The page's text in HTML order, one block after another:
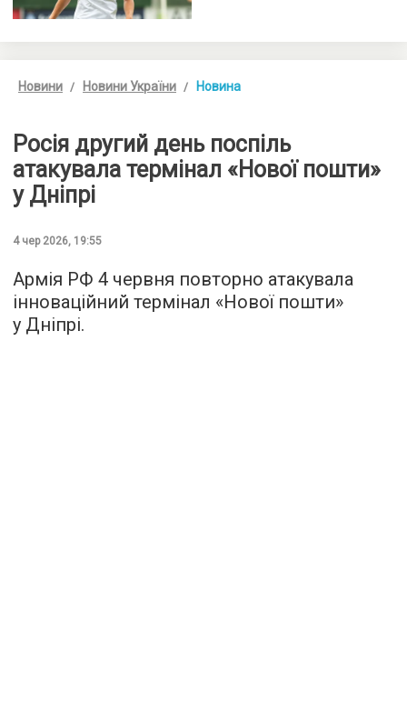
Новини Новини України Новина
Росія другий день поспіль
атакувала термінал «Нової пошти»
у Дніпрі
4 чер 2026, 19:55
Армія РФ 4 червня повторно атакувала
інноваційний термінал «Нової пошти»
у Дніпрі.